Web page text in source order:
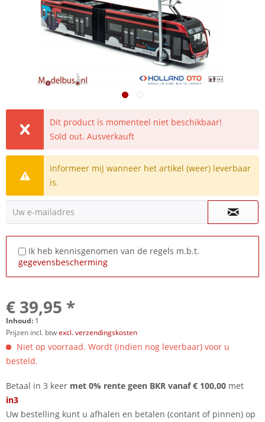
Dit product is momenteel niet beschikbaar!
Sold out. Ausverkauft
Informeer mij wanneer het artikel (weer) leverbaar
is.
Uw e-mailadres
Ik heb kennisgenomen van de regels m.b.t.
gegevensbescherming
€ 39,95 *
Inhoud: 1
Prijzen incl. btwexcl. verzendingskosten
Niet op voorraad. Wordt (indien nog leverbaar) voor u
besteld.
Betaal in 3 keer met 0% rente geen BKR vanaf € 100,00 met
in3
Uw bestelling kunt u afhalen en betalen (contant of pinnen) op